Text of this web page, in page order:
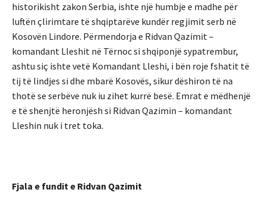
historikisht zakon Serbia, ishte një humbje e madhe për
luftën çlirimtare të shqiptarëve kundër regjimit serb në
Kosovën Lindore. Përmendorja e Ridvan Qazimit –
komandant Lleshit në Tërnoc si shqiponjë sypatrembur,
ashtu siç ishte vetë Komandant Lleshi, i bën roje fshatit të
tij të lindjes si dhe mbarë Kosovës, sikur dëshiron të na
thotë se serbëve nuk iu zihet kurrë besë. Emrat e mëdhenjë
e të shenjtë heronjësh si Ridvan Qazimin – komandant
Lleshin nuk i tret toka.
Fjala e fundit e Ridvan Qazimit